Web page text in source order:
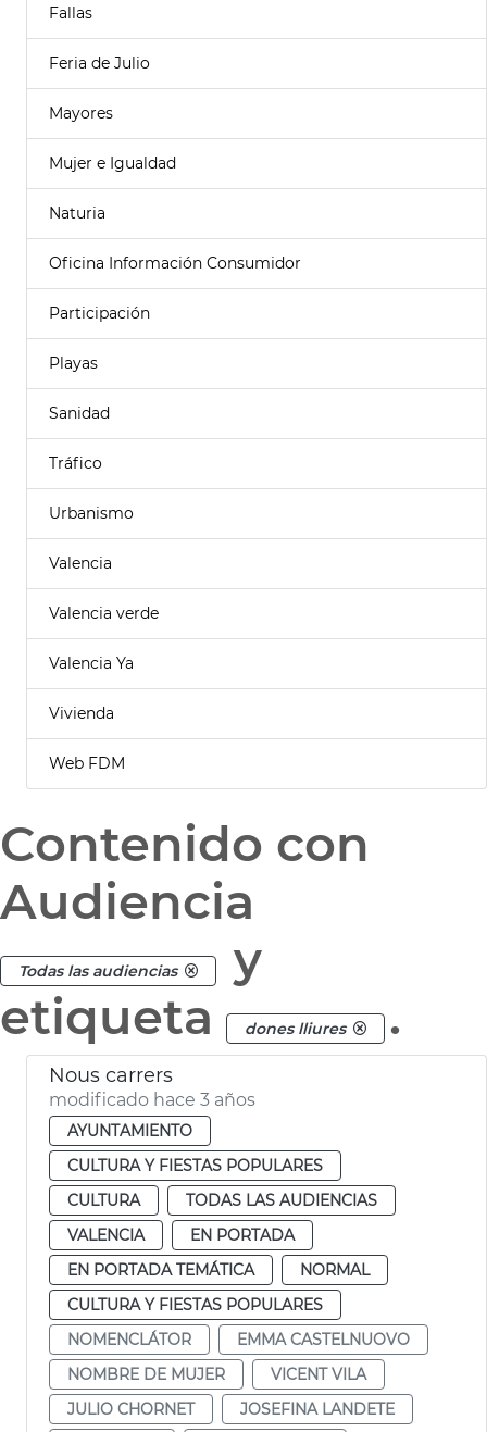
Fallas
Feria de Julio
Mayores
Mujer e Igualdad
Naturia
Oficina Información Consumidor
Participación
Playas
Sanidad
Tráfico
Urbanismo
Valencia
Valencia verde
Valencia Ya
Vivienda
Web FDM
Contenido con
Audiencia
Todas las audiencias
y
etiqueta
dones lliures .
Nous carrers
modificado hace 3 años
AYUNTAMIENTO
CULTURA Y FIESTAS POPULARES
CULTURA
TODAS LAS AUDIENCIAS
VALENCIA
EN PORTADA
EN PORTADA TEMÁTICA
NORMAL
CULTURA Y FIESTAS POPULARES
NOMENCLÁTOR
EMMA CASTELNUOVO
NOMBRE DE MUJER
VICENT VILA
JULIO CHORNET
JOSEFINA LANDETE